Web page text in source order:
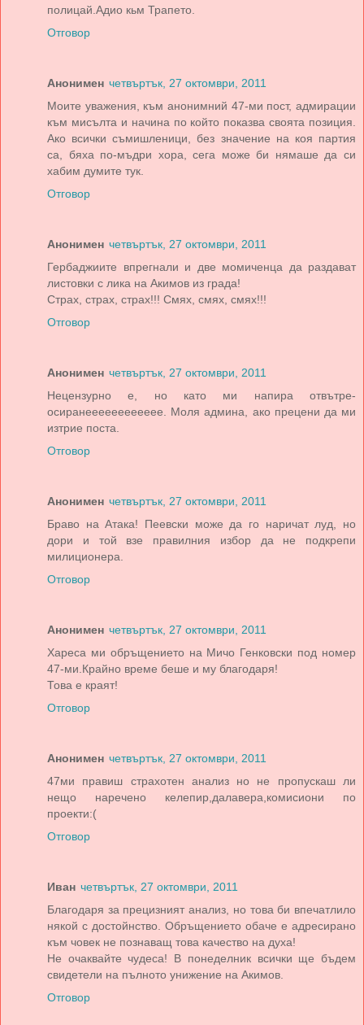
полицай.Адио кьм Трапето.
Отговор
Анонимен четвъртък, 27 октомври, 2011
Моите уважения, към анонимний 47-ми пост, адмирации
към мисълта и начина по който показва своята позиция.
Ако всички съмишленици, без значение на коя партия
са, бяха по-мъдри хора, сега може би нямаше да си
хабим думите тук.
Отговор
Анонимен четвъртък, 27 октомври, 2011
Гербаджиите впрегнали и две момиченца да раздават
листовки с лика на Акимов из града!
Страх, страх, страх!!! Смях, смях, смях!!!
Отговор
Анонимен четвъртък, 27 октомври, 2011
Нецензурно е, но като ми напира отвътре-
осиранееееееееееее. Моля админа, ако прецени да ми
изтрие поста.
Отговор
Анонимен четвъртък, 27 октомври, 2011
Браво на Атака! Пеевски може да го наричат луд, но
дори и той взе правилния избор да не подкрепи
милиционера.
Отговор
Анонимен четвъртък, 27 октомври, 2011
Хареса ми обръщението на Мичо Генковски под номер
47-ми.Крайно време беше и му благодаря!
Това е краят!
Отговор
Анонимен четвъртък, 27 октомври, 2011
47ми правиш страхотен анализ но не пропускаш ли
нещо наречено келепир,далавера,комисиони по
проекти:(
Отговор
Иван четвъртък, 27 октомври, 2011
Благодаря за прецизният анализ, но това би впечатлило
някой с достойнство. Обръщението обаче е адресирано
към човек не познаващ това качество на духа!
Не очаквайте чудеса! В понеделник всички ще бъдем
свидетели на пълното унижение на Акимов.
Отговор